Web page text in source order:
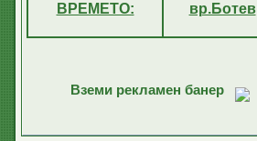
ВРЕМЕТО: вр.Ботев
Вземи рекламен банер